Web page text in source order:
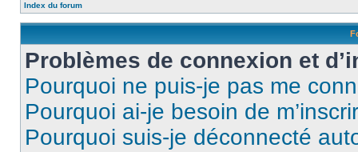
Index du forum
Problèmes de connexion et
Pourquoi ne puis-je pas me
Pourquoi ai-je besoin de
Pourquoi suis-je déconnecté